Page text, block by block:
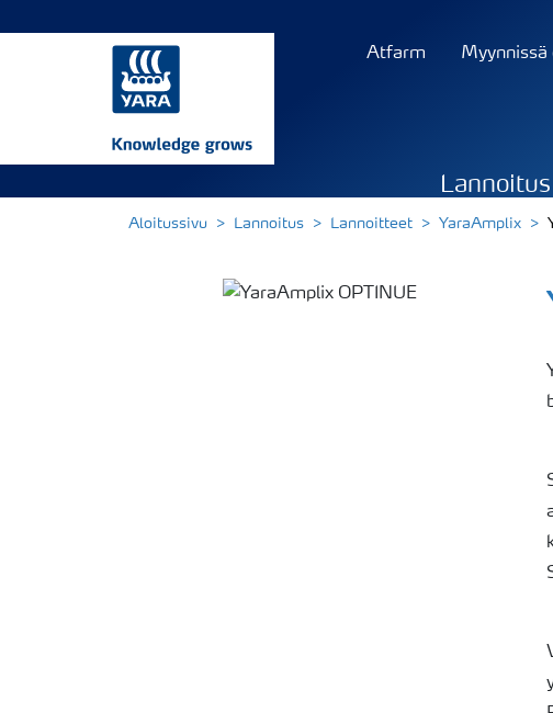
Atfarm
Lannoitus
Aloitussivu Lannoitus Lannoitteet YaraAmplix